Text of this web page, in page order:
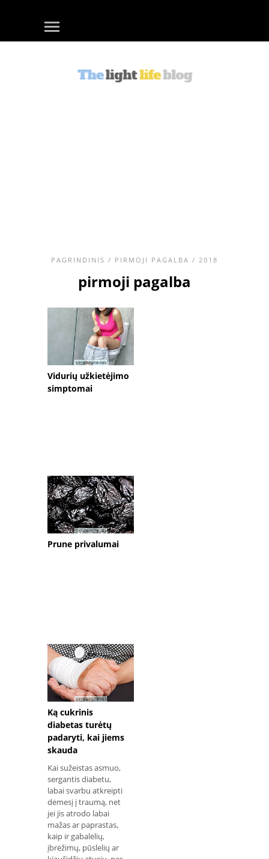
PAGRINDINIS / PIRMOJI PAGALBA / 2018
pirmoji pagalba
Vidurių užkietėjimo
simptomai
Prune privalumai
Ką cukrinis
diabetas turėtų
padaryti, kai jiems
skauda
Kai sužeistas asmuo,
sergantis diabetu,
labai svarbu atkreipti
dėmesį į traumą, net
jei jis atrodo labai
mažas ar paprastas,
kaip ir gabalėlių,
įbrėžimų, pūslelių ar